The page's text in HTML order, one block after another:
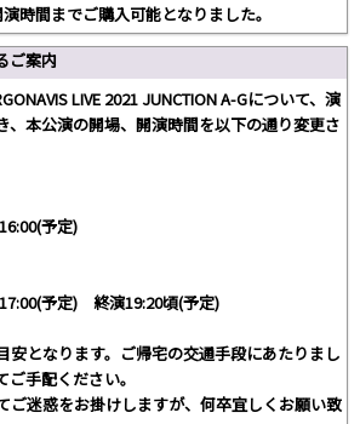
時間までご購入可能となりました。
ご案内
LIVE 2021 JUNCTION A-Gについて、演
、本公演の開場、開演時間を以下の通り変更さ
予定)
予定) 終演19:20頃(予定)
となります。ご帰宅の交通手段にあたりまし
手配ください。
ご迷惑をお掛けしますが、何卒宜しくお願い致